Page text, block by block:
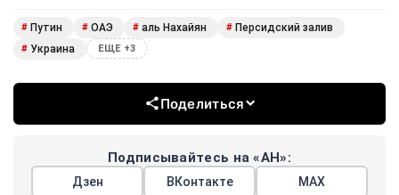
# Путин # ОАЭ # аль Нахайян # Персидский залив
# Украина ЕЩЕ +3
Поделиться
Подписывайтесь на «АН»:
Дзен ВКонтакте МАХ